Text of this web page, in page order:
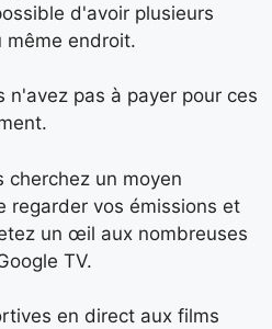
d'avoir plusieurs
même endroit.
n'avez pas à payer pour ces
cherchez un moyen
regarder vos émissions et
un œil aux nombreuses
TV.
en direct aux films